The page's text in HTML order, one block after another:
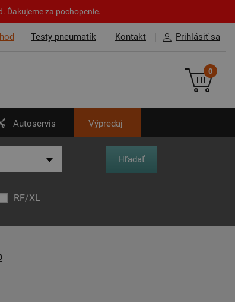
Ďakujeme za pochopenie.
Testy pneumatík Kontakt Prihlásiť sa
0
Autoservis Výpredaj
RF/XL